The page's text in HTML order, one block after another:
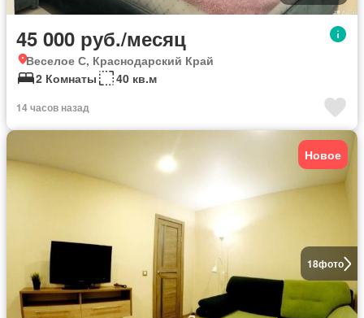
45 000 руб./месяц
Веселое С, Краснодарский Край
2 Комнаты
40 кв.м
14 часов назад
18фото
Новое